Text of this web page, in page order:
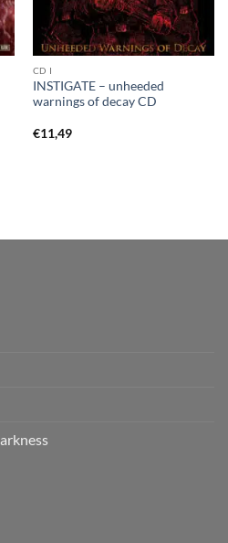
CD I
INSTIGATE – unheeded
warnings of decay CD
€11,49